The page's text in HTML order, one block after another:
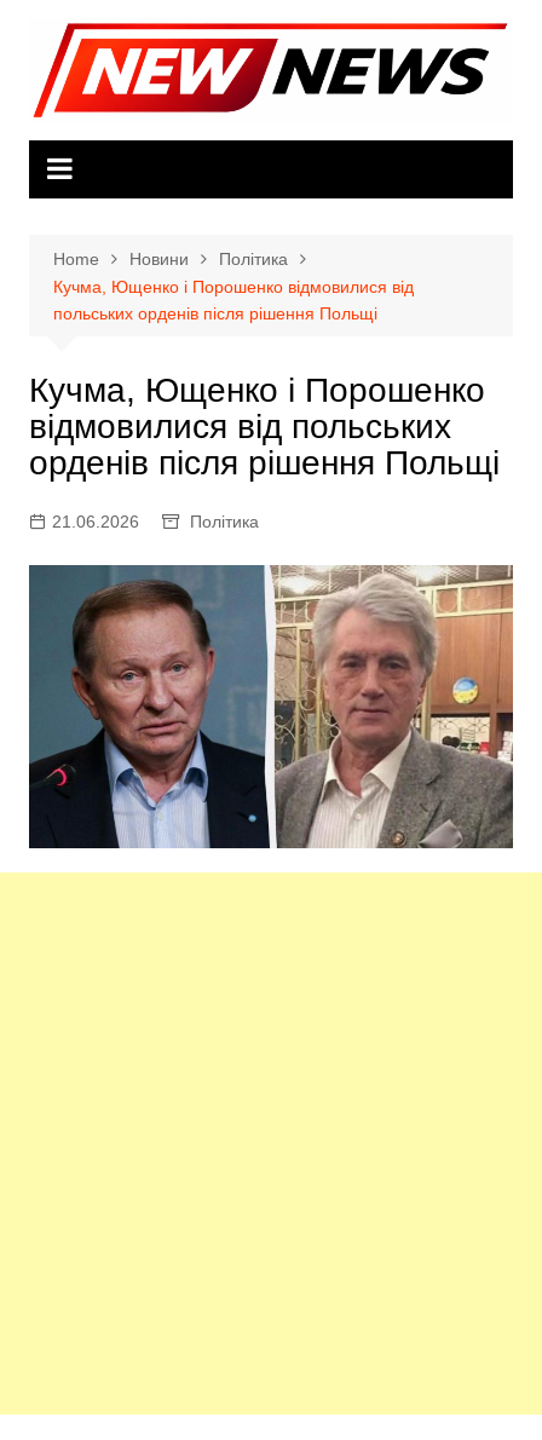
content
Home Новини
Політика
Кучма, Ющенко і Порошенко відмовилися від
польських орденів після рішення Польщі
Кучма, Ющенко і Порошенко
відмовилися від польських
орденів після рішення Польщі
21.06.2026 Політика